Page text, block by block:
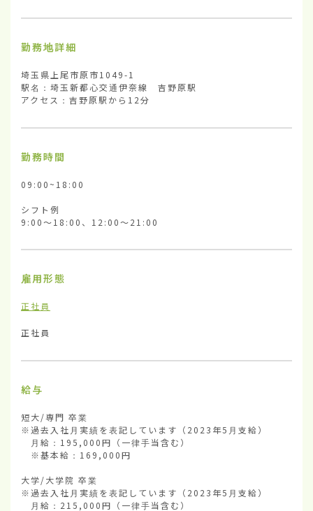
勤務地詳細
埼玉県上尾市原市1049-1
駅名：埼玉新都心交通伊奈線　吉野原駅
アクセス：吉野原駅から12分
勤務時間
09:00~18:00
シフト例
9:00～18:00、12:00～21:00
雇用形態
正社員
正社員
給与
短大/専門 卒業
※過去入社月実績を表記しています（2023年5月支給）
月給：195,000円（一律手当含む）
※基本給：169,000円
大学/大学院 卒業
※過去入社月実績を表記しています（2023年5月支給）
月給：215,000円（一律手当含む）